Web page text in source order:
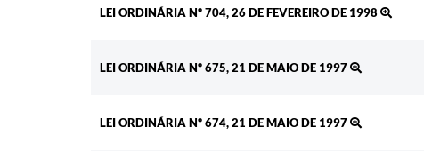
LEI ORDINÁRIA Nº 704, 26 DE FEVEREIRO DE 1998
LEI ORDINÁRIA Nº 675, 21 DE MAIO DE 1997
LEI ORDINÁRIA Nº 674, 21 DE MAIO DE 1997